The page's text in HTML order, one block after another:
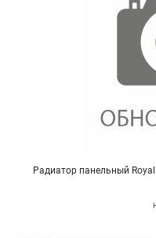
Радиатор панельный